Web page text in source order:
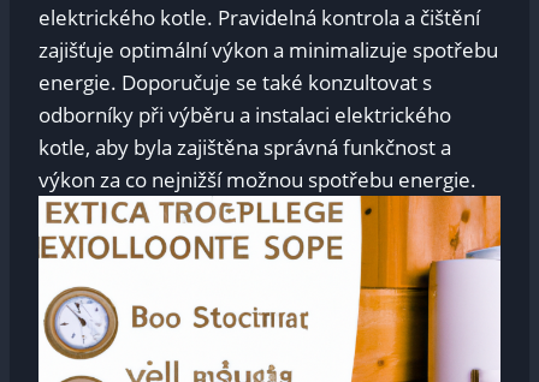
elektrického ⁣kotle. Pravidelná kontrola‍ a ⁣čištění
⁤zajišťuje optimální výkon a ⁤minimalizuje spotřebu
‌energie.⁤ Doporučuje ​se také konzultovat s
odborníky při⁤ výběru⁤ a instalaci elektrického
⁣kotle, aby byla ‍zajištěna správná funkčnost a
výkon‌ za co nejnižší⁢ možnou spotřebu ​energie.